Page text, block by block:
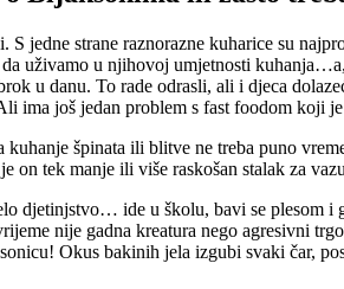
S jedne strane raznorazne kuharice su
uživamo u njihovoj umjetnosti
u danu. To rade odrasli, ali i djeca
ima još jedan problem s fast foodom koji
špinata ili blitve ne treba puno
on tek manje ili više raskošan stalak za
djetinjstvo… ide u školu, bavi se plesom
nije gadna kreatura nego agresivni
Okus bakinih jela izgubi svaki čar,